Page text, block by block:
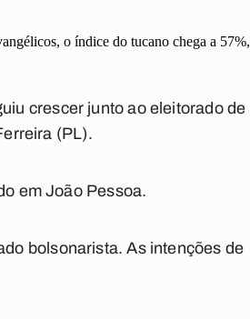
o índice do tucano chega a 57%,
crescer junto ao eleitorado de
(PL).
em João Pessoa.
bolsonarista. As intenções de